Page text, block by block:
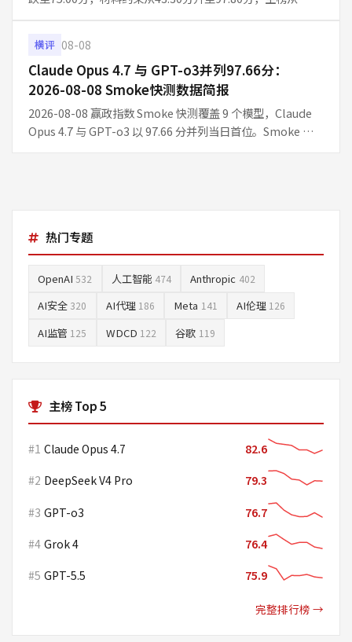
横评 08-08
Claude Opus 4.7 与 GPT-o3并列97.66分：
2026-08-08 Smoke快测数据简报
2026-08-08 赢政指数 Smoke 快测覆盖 9 个模型，Claude
Opus 4.7 与 GPT-o3 以 97.66 分并列当日首位。Smoke 为
热门专题
OpenAI 532 人工智能 474 Anthropic 402
AI安全 320 AI代理 186 Meta 141 AI伦理 126
AI监管 125 WDCD 122 谷歌 119
主榜 Top 5
#1 Claude Opus 4.7 82.6
#2 DeepSeek V4 Pro 79.3
#3 GPT-o3 76.7
#4 Grok 4 76.4
#5 GPT-5.5 75.9
完整排行榜 →